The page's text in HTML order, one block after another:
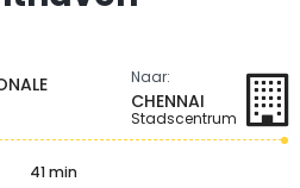
Naar:
CHENNAI
Stadscentrum
41 min